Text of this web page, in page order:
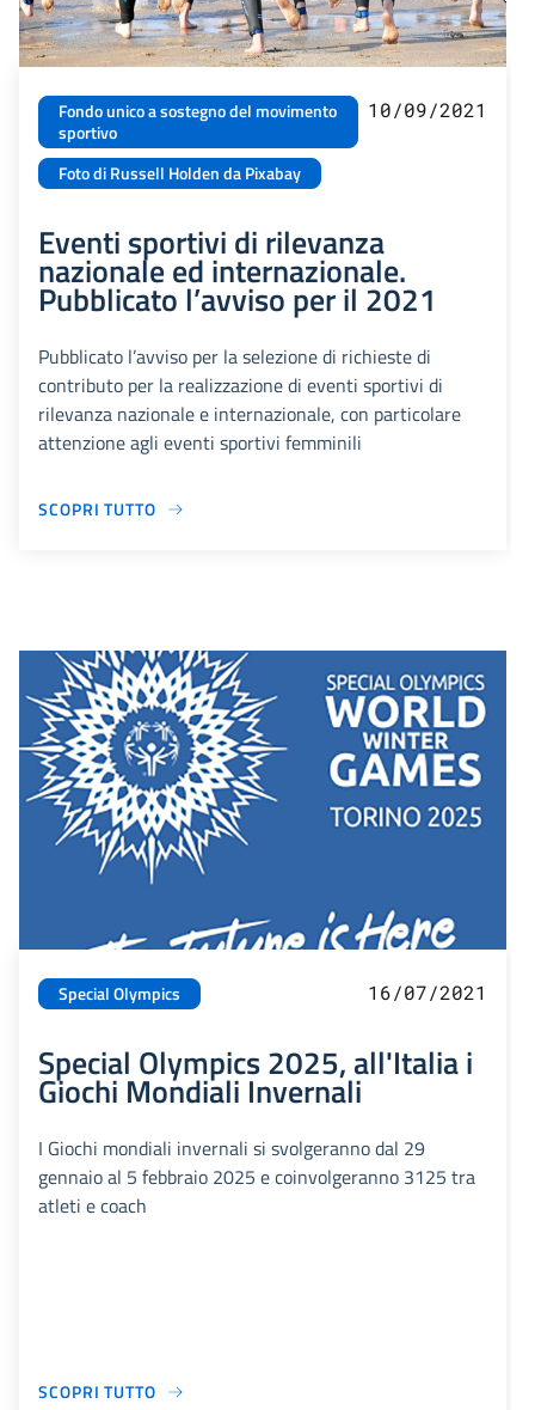
Fondo unico a sostegno del movimento
sportivo
Foto di Russell Holden da Pixabay
10/09/2021
Eventi sportivi di rilevanza
nazionale ed internazionale.
Pubblicato l’avviso per il 2021
Pubblicato l’avviso per la selezione di richieste di
contributo per la realizzazione di eventi sportivi di
rilevanza nazionale e internazionale, con particolare
attenzione agli eventi sportivi femminili
SCOPRI TUTTO
Special Olympics 16/07/2021
Special Olympics 2025, all'Italia i
Giochi Mondiali Invernali
I Giochi mondiali invernali si svolgeranno dal 29
gennaio al 5 febbraio 2025 e coinvolgeranno 3125 tra
atleti e coach
SCOPRI TUTTO